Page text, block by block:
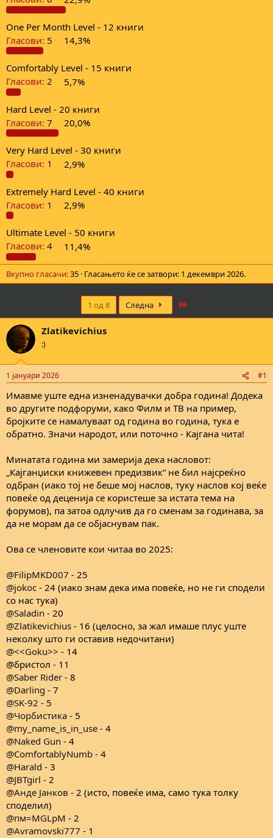
One Per Month Level - 12 книги
Гласови: 5 14,3%
Comfortably Level - 15 книги
Гласови: 2 5,7%
Hard Level - 20 книги
Гласови: 7 20,0%
Very Hard Level - 30 книги
Гласови: 1 2,9%
Extremely Hard Level - 40 книги
Гласови: 1 2,9%
Ultimate Level - 50 книги
Гласови: 4 11,4%
Вкупно гласачи 35 Гласањето ќе се затвори: 1 декември 2026.
1 од 8 Следна
Zlatikevichius
:)
1 јануари 2026 #1
Имавме уште една изненадувачки добра година! Додека
во другите подфоруми, како Филм и ТВ на пример,
бројките се намалуваат од година во година, тука е
обратно. Значи народот, или поточно - Кајгана чита!
Минатата година ми замерија дека насловот:
„Кајганџиски книжевен предизвик“ не бил најсреќно
одбран (иако тој не беше мој наслов, туку наслов кој веќе
повеќе од деценија се користеше за истата тема на
форумов), па затоа одлучив да го сменам за годинава, за
да не морам да се објаснувам пак.
Ова се членовите кои читаа во 2025:
@FilipMKD007 - 25
@jokoc - 24 (иако знам дека има повеќе, но не ги сподели
со нас тука)
@Saladin - 20
@Zlatikevichius - 16 (целосно, за жал имаше плус уште
неколку што ги оставив недочитани)
@<<Goku>> - 14
@бристол - 11
@Saber Rider - 8
@Darling - 7
@SK-92 - 5
@Чорбистика - 5
@my_name_is_in_use - 4
@Naked Gun - 4
@ComfortablyNumb - 4
@Harald - 3
@JBTgirl - 2
@Анде Јанков - 2 (исто, повеќе има, само тука толку
споделил)
@пм=MGLpM - 2
@Avramovski777 - 1